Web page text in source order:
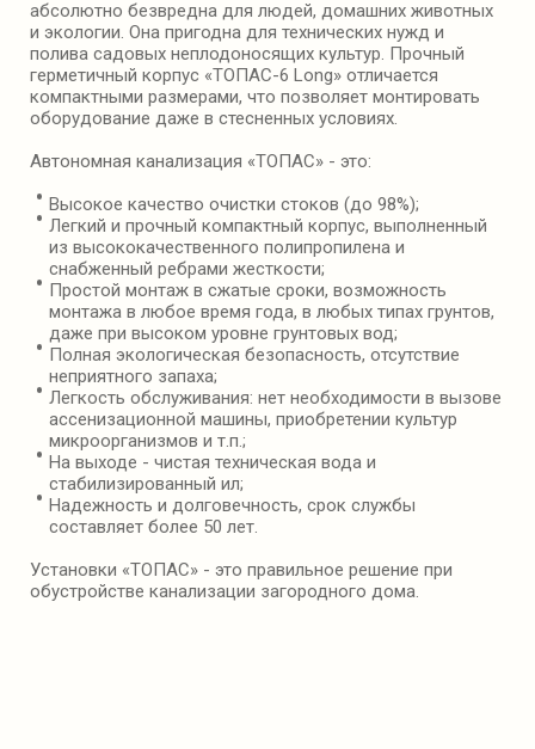
абсолютно безвредна для людей, домашних животных
и экологии. Она пригодна для технических нужд и
полива садовых неплодоносящих культур. Прочный
герметичный корпус «ТОПАС-6 Long» отличается
компактными размерами, что позволяет монтировать
оборудование даже в стесненных условиях.
Автономная канализация «ТОПАС» - это:
Высокое качество очистки стоков (до 98%);
Легкий и прочный компактный корпус, выполненный
из высококачественного полипропилена и
снабженный ребрами жесткости;
Простой монтаж в сжатые сроки, возможность
монтажа в любое время года, в любых типах грунтов,
даже при высоком уровне грунтовых вод;
Полная экологическая безопасность, отсутствие
неприятного запаха;
Легкость обслуживания: нет необходимости в вызове
ассенизационной машины, приобретении культур
микроорганизмов и т.п.;
На выходе - чистая техническая вода и
стабилизированный ил;
Надежность и долговечность, срок службы
составляет более 50 лет.
Установки «ТОПАС» - это правильное решение при
обустройстве канализации загородного дома.